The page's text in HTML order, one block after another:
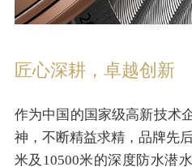
匠心深耕，卓越创新
作为中国的国家级高新技术
神，不断精益求精，品牌先
米及10500米的深度防水潜